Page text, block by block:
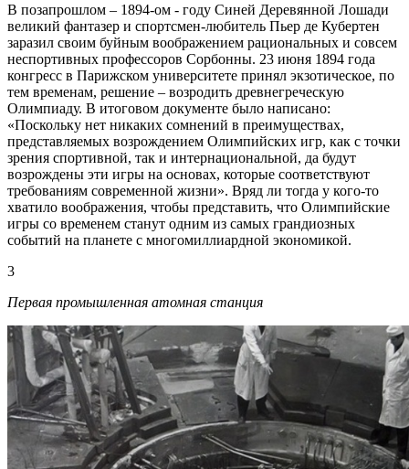
В позапрошлом – 1894-ом - году Синей Деревянной Лошади
великий фантазер и спортсмен-любитель Пьер де Кубертен
заразил своим буйным воображением рациональных и совсем
неспортивных профессоров Сорбонны. 23 июня 1894 года
конгресс в Парижском университете принял экзотическое, по
тем временам, решение – возродить древнегреческую
Олимпиаду. В итоговом документе было написано:
«Поскольку нет никаких сомнений в преимуществах,
представляемых возрождением Олимпийских игр, как с точки
зрения спортивной, так и интернациональной, да будут
возрождены эти игры на основах, которые соответствуют
требованиям современной жизни». Вряд ли тогда у кого-то
хватило воображения, чтобы представить, что Олимпийские
игры со временем станут одним из самых грандиозных
событий на планете с многомиллиардной экономикой.
3
Первая промышленная атомная станция